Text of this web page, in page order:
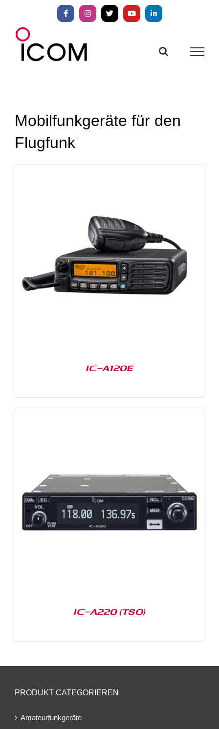
springen
FacebookInstagram
X YouTubeLinkedIn
Mobilfunkgeräte für den
Flugfunk
IC-A120E
IC-A220 (TSO)
PRODUKT CATEGORIEREN
Amateurfunkgeräte